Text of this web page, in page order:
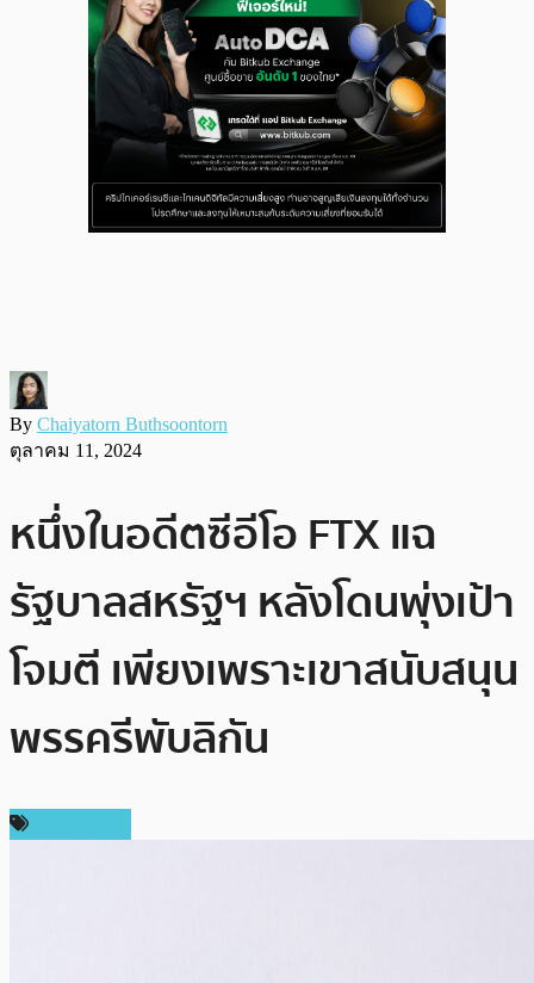
By Chaiyatorn Buthsoontorn
ตุลาคม 11, 2024
หนึ่งในอดีตซีอีโอ FTX แฉ
รัฐบาลสหรัฐฯ หลังโดนพุ่งเป้า
โจมตี เพียงเพราะเขาสนับสนุน
พรรครีพับลิกัน